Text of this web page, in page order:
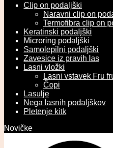
Clip on podaljški
Naravni clip on
Termofibra clip on
Keratinski podaljški
Microring podaljški
Samolepilni podaljški
Zavesice iz pravih las
Lasni vložki
Lasni vstavek Fru
Čopi
Lasulje
Nega lasnih podaljškov
Pletenje kitk
Novičke